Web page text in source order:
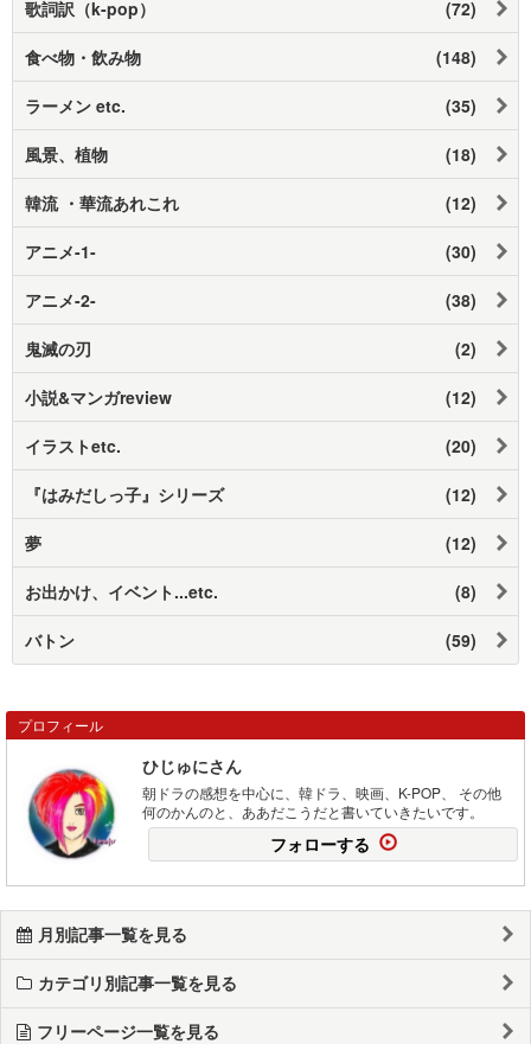
歌詞訳（k-pop） (72)
食べ物・飲み物 (148)
ラーメン etc. (35)
風景、植物 (18)
韓流 ・華流あれこれ (12)
アニメ-1- (30)
アニメ-2- (38)
鬼滅の刃 (2)
小説&マンガreview (12)
イラストetc. (20)
『はみだしっ子』シリーズ (12)
夢 (12)
お出かけ、イベント...etc. (8)
バトン (59)
プロフィール
ひじゅにさん
朝ドラの感想を中心に、韓ドラ、映画、K-POP、 その他
何のかんのと、ああだこうだと書いていきたいです。
フォローする
月別記事一覧を見る
カテゴリ別記事一覧を見る
フリーページ一覧を見る